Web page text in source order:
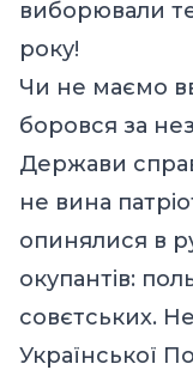
виборювали
року!
Чи не маємо
боровся за
Держави
не вина
опинялися в
окупантів:
совєтських.
Української